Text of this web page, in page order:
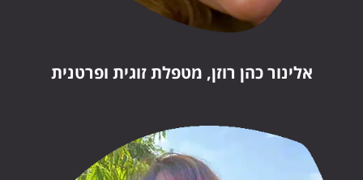
אלינור כהן רוזן, מטפלת זוגית ופרטנית